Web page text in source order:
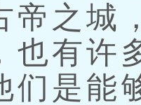
帝之城
也有许
们是能